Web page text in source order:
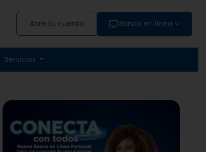
Servicios
Abre tu cuenta Banca en línea